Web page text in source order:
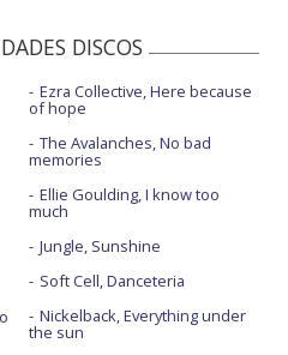
DISCOS
Ezra Collective, Here because
of hope
The Avalanches, No bad
memories
Ellie Goulding, I know too
much
Jungle, Sunshine
Soft Cell, Danceteria
Nickelback, Everything under
the sun